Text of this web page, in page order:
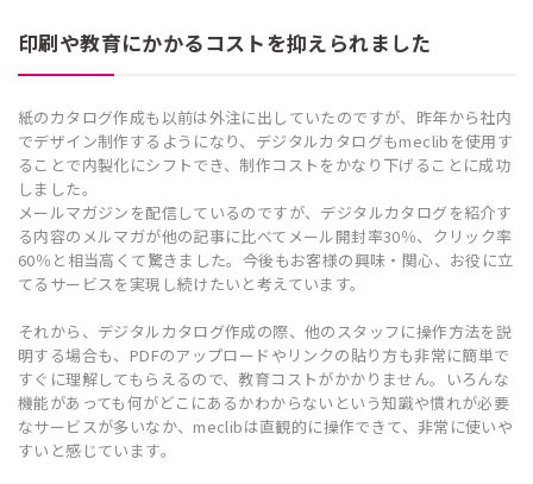
印刷や教育にかかるコストを抑えられました
紙のカタログ作成も以前は外注に出していたのですが、昨年から社内
でデザイン制作するようになり、デジタルカタログもmeclibを使用す
ることで内製化にシフトでき、制作コストをかなり下げることに成功
しました。
メールマガジンを配信しているのですが、デジタルカタログを紹介す
る内容のメルマガが他の記事に比べてメール開封率30％、クリック率
60％と相当高くて驚きました。今後もお客様の興味・関心、お役に立
てるサービスを実現し続けたいと考えています。
それから、デジタルカタログ作成の際、他のスタッフに操作方法を説
明する場合も、PDFのアップロードやリンクの貼り方も非常に簡単で
すぐに理解してもらえるので、教育コストがかかりません。いろんな
機能があっても何がどこにあるかわからないという知識や慣れが必要
なサービスが多いなか、meclibは直観的に操作できて、非常に使いや
すいと感じています。